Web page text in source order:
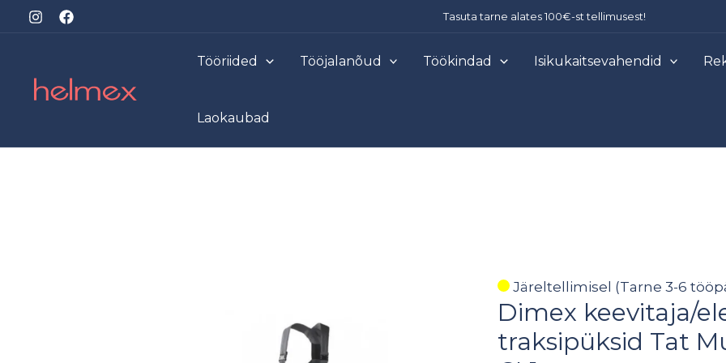
Tasuta tarne alates 100€-st tellimusest!
Tööriided Tööjalanõud Töökindad Isikukaitsevahendid
Laokaubad
Järeltellimisel (Tarne 3-6
Dimex keevitaja/
traksipüksid Tat
Dimex
keevitaja/elektriku
traksipüksid
Tat